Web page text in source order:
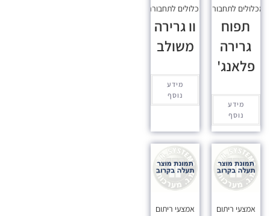
מכלולים לתחבורה
תפוח
גרירה
פלאנג'
מידע
נוסף
מכלולים לתחבורה
וו גרירה
משולב
מידע
נוסף
אמצעי ריתום
אמצעי ריתום